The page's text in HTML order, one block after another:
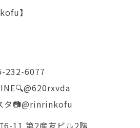
】
232-6077
タ📷@rinrinkofu